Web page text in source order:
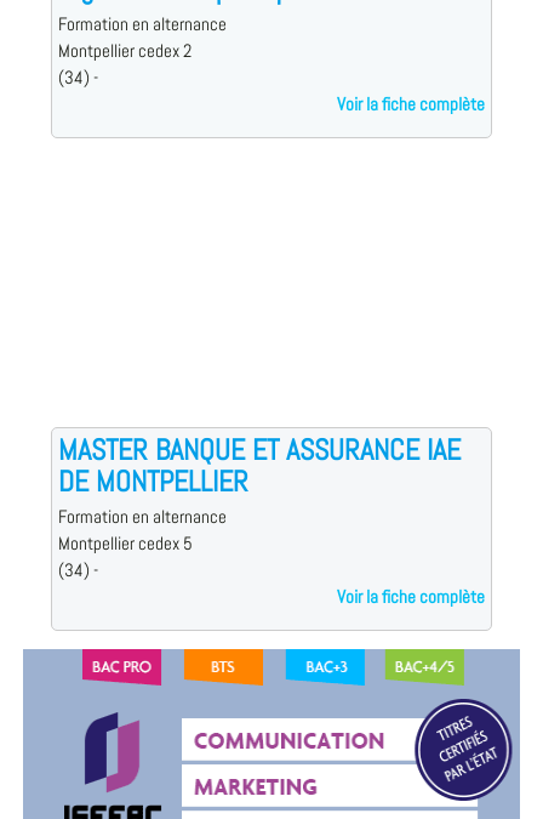
Formation en alternance
Montpellier cedex 2
(34) -
Voir la fiche complète
MASTER BANQUE ET ASSURANCE IAE
DE MONTPELLIER
Formation en alternance
Montpellier cedex 5
(34) -
Voir la fiche complète